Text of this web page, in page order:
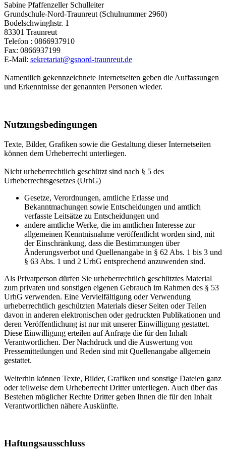
Sabine Pfaffenzeller Schulleiter
Grundschule-Nord-Traunreut (Schulnummer 2960)
Bodelschwinghstr. 1
83301 Traunreut
Telefon : 0866937910
Fax: 0866937199
E-Mail: sekretariat@gsnord-traunreut.de
Namentlich gekennzeichnete Internetseiten geben die Auffassungen
und Erkenntnisse der genannten Personen wieder.
Nutzungsbedingungen
Texte, Bilder, Grafiken sowie die Gestaltung dieser Internetseiten
können dem Urheberrecht unterliegen.
Nicht urheberrechtlich geschützt sind nach § 5 des
Urheberrechtsgesetzes (UrhG)
Gesetze, Verordnungen, amtliche Erlasse und
Bekanntmachungen sowie Entscheidungen und amtlich
verfasste Leitsätze zu Entscheidungen und
andere amtliche Werke, die im amtlichen Interesse zur
allgemeinen Kenntnisnahme veröffentlicht worden sind, mit
der Einschränkung, dass die Bestimmungen über
Änderungsverbot und Quellenangabe in § 62 Abs. 1 bis 3 und
§ 63 Abs. 1 und 2 UrhG entsprechend anzuwenden sind.
Als Privatperson dürfen Sie urheberrechtlich geschütztes Material
zum privaten und sonstigen eigenen Gebrauch im Rahmen des § 53
UrhG verwenden. Eine Vervielfältigung oder Verwendung
urheberrechtlich geschützten Materials dieser Seiten oder Teilen
davon in anderen elektronischen oder gedruckten Publikationen und
deren Veröffentlichung ist nur mit unserer Einwilligung gestattet.
Diese Einwilligung erteilen auf Anfrage die für den Inhalt
Verantwortlichen. Der Nachdruck und die Auswertung von
Pressemitteilungen und Reden sind mit Quellenangabe allgemein
gestattet.
Weiterhin können Texte, Bilder, Grafiken und sonstige Dateien ganz
oder teilweise dem Urheberrecht Dritter unterliegen. Auch über das
Bestehen möglicher Rechte Dritter geben Ihnen die für den Inhalt
Verantwortlichen nähere Auskünfte.
Haftungsausschluss